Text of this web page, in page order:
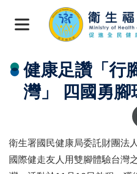
健康足讚「行
灣」 四國勇腳
衛生署國民健康局委託財團法
國際健走友人用雙腳體驗台灣